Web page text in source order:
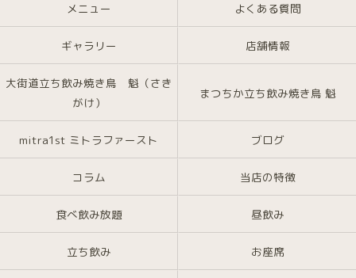
メニュー よくある質問
ギャラリー 店舗情報
大街道立ち飲み焼き鳥 魁（さき
がけ）
まつちか立ち飲み焼き鳥 魁
mitra1st ミトラファースト ブログ
コラム 当店の特徴
食べ飲み放題 昼飲み
立ち飲み お座席